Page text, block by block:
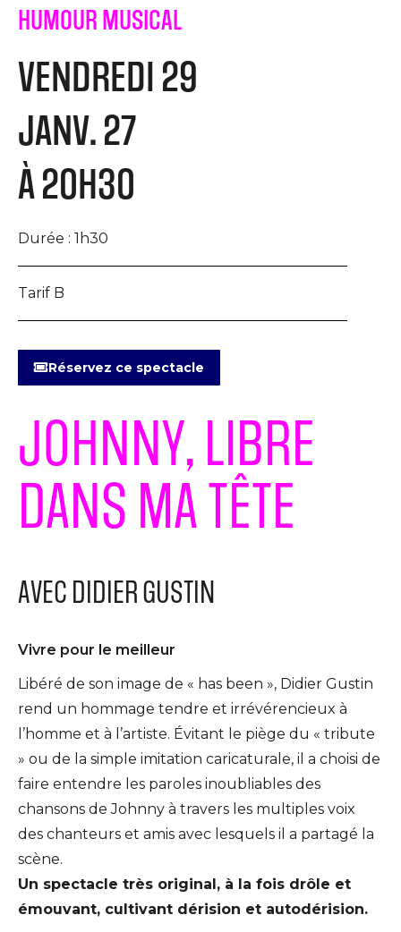
HUMOUR MUSICAL
VENDREDI 29
JANV. 27
À 20H30
Durée : 1h30
Tarif B
Réservez ce spectacle
JOHNNY, LIBRE
DANS MA TÊTE
AVEC DIDIER GUSTIN
Vivre pour le meilleur
Libéré de son image de « has been », Didier Gustin
rend un hommage tendre et irrévérencieux à
l’homme et à l’artiste. Évitant le piège du « tribute
» ou de la simple imitation caricaturale, il a choisi de
faire entendre les paroles inoubliables des
chansons de Johnny à travers les multiples voix
des chanteurs et amis avec lesquels il a partagé la
scène.
Un spectacle très original, à la fois drôle et
émouvant, cultivant dérision et autodérision.